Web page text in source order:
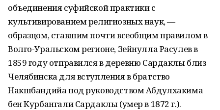
объединения суфийской практики с
культивированием религиозных наук, —
образцом, ставшим почти всеобщим правилом в
Волго-Уральском регионе, Зейнулла Расулев в
1859 году отправился в деревню Сардаклы близ
Челябинска для вступления в братство
Накшбандийа под руководством Абдулхакима
бен Курбангали Сардаклы (умер в 1872 г.).